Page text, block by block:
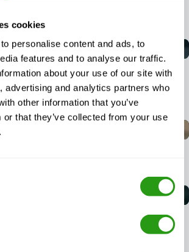
cookies
personalise content and ads, to
features and to analyse our traffic.
about your use of our site with
advertising and analytics partners who
other information that you’ve
or that they’ve collected from your use
tożsamości są
w kursie BOSIET?
na kurs BOSIET?
karierę w dziedzinie
na morzu?